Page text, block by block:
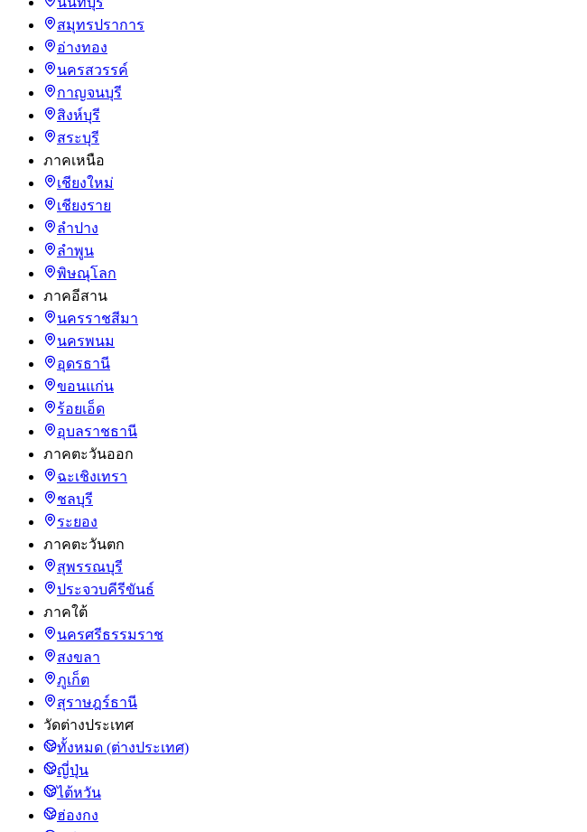
สมุทรปราการ
อ่างทอง
นครสวรรค์
กาญจนบุรี
สิงห์บุรี
สระบุรี
ภาคเหนือ
เชียงใหม่
เชียงราย
ลำปาง
ลำพูน
พิษณุโลก
ภาคอีสาน
นครราชสีมา
นครพนม
อุดรธานี
ขอนแก่น
ร้อยเอ็ด
อุบลราชธานี
ภาคตะวันออก
ฉะเชิงเทรา
ชลบุรี
ระยอง
ภาคตะวันตก
สุพรรณบุรี
ประจวบคีรีขันธ์
ภาคใต้
นครศรีธรรมราช
สงขลา
ภูเก็ต
สุราษฎร์ธานี
วัดต่างประเทศ
ทั้งหมด (ต่างประเทศ)
ญี่ปุ่น
ไต้หวัน
ฮ่องกง